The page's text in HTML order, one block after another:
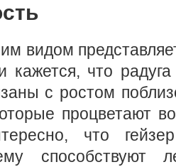
видом
кажется, что
с ростом
процветают
что
способствуют